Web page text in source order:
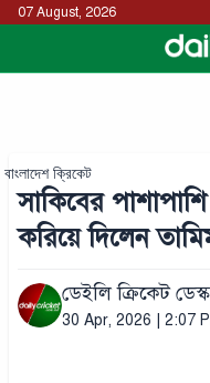
07 August, 2026
বাংলাদেশ ক্রিকেট
সাকিবের
করিয়ে দিলেন
ডেইলি ক্রিকেট ডেস্ক
30 Apr, 2026 | 2:07